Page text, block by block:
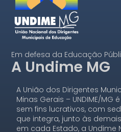
Em defesa da Educação
A Undime MG
A União dos Dirigentes
Minas Gerais – UNDIME/
sem fins lucrativos, com
que integra, junto às
em cada Estado, a Undime